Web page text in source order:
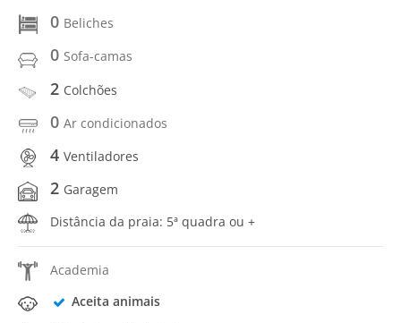
0 Beliches
0 Sofa-camas
2 Colchões
0 Ar condicionados
4 Ventiladores
2 Garagem
Distância da praia: 5ª quadra ou +
Academia
Aceita animais